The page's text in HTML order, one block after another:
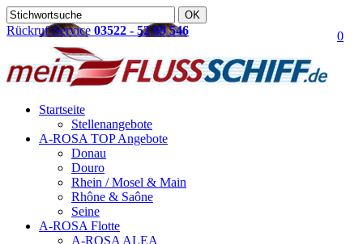
0
Rückruf-Service 03522 - 52 69 546
Startseite
Stellenangebote
A-ROSA TOP Angebote
Donau
Douro
Rhein / Mosel & Main
Rhône & Saône
Seine
A-ROSA Flotte
A-ROSA ALEA